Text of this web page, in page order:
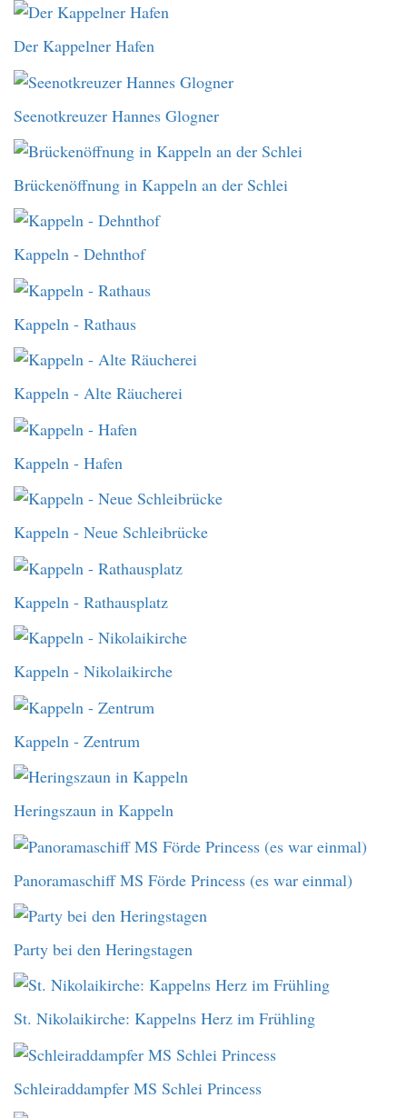
Der Kappelner Hafen
Seenotkreuzer Hannes Glogner
Brückenöffnung in Kappeln an der Schlei
Kappeln - Dehnthof
Kappeln - Rathaus
Kappeln - Alte Räucherei
Kappeln - Hafen
Kappeln - Neue Schleibrücke
Kappeln - Rathausplatz
Kappeln - Nikolaikirche
Kappeln - Zentrum
Heringszaun in Kappeln
Panoramaschiff MS Förde Princess (es war einmal)
Party bei den Heringstagen
St. Nikolaikirche: Kappelns Herz im Frühling
Schleiraddampfer MS Schlei Princess